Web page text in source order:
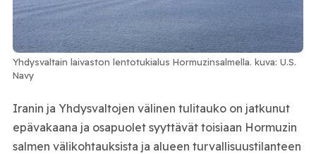
Yhdysvaltain laivaston lentotukialus Hormuzinsalmella. kuva: U.S.
Navy
Iranin ja Yhdysvaltojen välinen tulitauko on jatkunut
epävakaana ja osapuolet syyttävät toisiaan Hormuzin
salmen välikohtauksista ja alueen turvallisuustilanteen